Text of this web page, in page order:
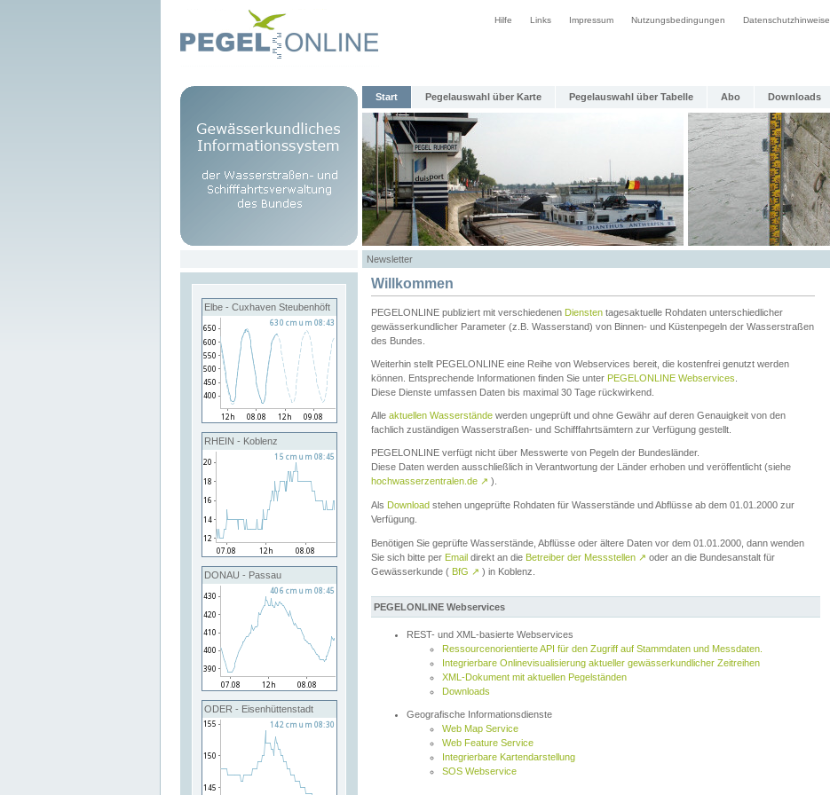
Hilfe Links Impressum Nutzungsbedingungen Datenschutzhinweise
Start Pegelauswahl über Karte Pegelauswahl über Tabelle Abo Downloads
Newsletter
Elbe - Cuxhaven Steubenhöft
RHEIN - Koblenz
DONAU - Passau
ODER - Eisenhüttenstadt
Willkommen
PEGELONLINE publiziert mit verschiedenen Diensten tagesaktuelle Rohdaten unterschiedlicher
gewässerkundlicher Parameter (z.B. Wasserstand) von Binnen- und Küstenpegeln der Wasserstraßen
des Bundes.
Weiterhin stellt PEGELONLINE eine Reihe von Webservices bereit, die kostenfrei genutzt werden
können. Entsprechende Informationen finden Sie unter PEGELONLINE Webservices
Diese Dienste umfassen Daten bis maximal 30 Tage rückwirkend.
Alle aktuellen Wasserstände werden ungeprüft und ohne Gewähr auf deren Genauigkeit von den
fachlich zuständigen Wasserstraßen- und Schifffahrtsämtern zur Verfügung gestellt.
PEGELONLINE verfügt nicht über Messwerte von Pegeln der Bundesländer.
Diese Daten werden ausschließlich in Verantwortung der Länder erhoben und veröffentlicht (siehe
hochwasserzentralen.de ↗ ).
Als Download stehen ungeprüfte Rohdaten für Wasserstände und Abflüsse ab dem 01.01.2000 zur
Verfügung.
Benötigen Sie geprüfte Wasserstände, Abflüsse oder ältere Daten vor dem 01.01.2000, dann wenden
Sie sich bitte per Email direkt an die Betreiber der Messstellen ↗ oder an die Bundesanstalt für
Gewässerkunde ( BfG ↗ ) in Koblenz.
PEGELONLINE Webservices
REST- und XML-basierte Webservices
Ressourcenorientierte API für den Zugriff auf Stammdaten und Messdaten.
Integrierbare Onlinevisualisierung aktueller gewässerkundlicher Zeitreihen
XML-Dokument mit aktuellen Pegelständen
Downloads
Geografische Informationsdienste
Web Map Service
Web Feature Service
Integrierbare Kartendarstellung
SOS Webservice